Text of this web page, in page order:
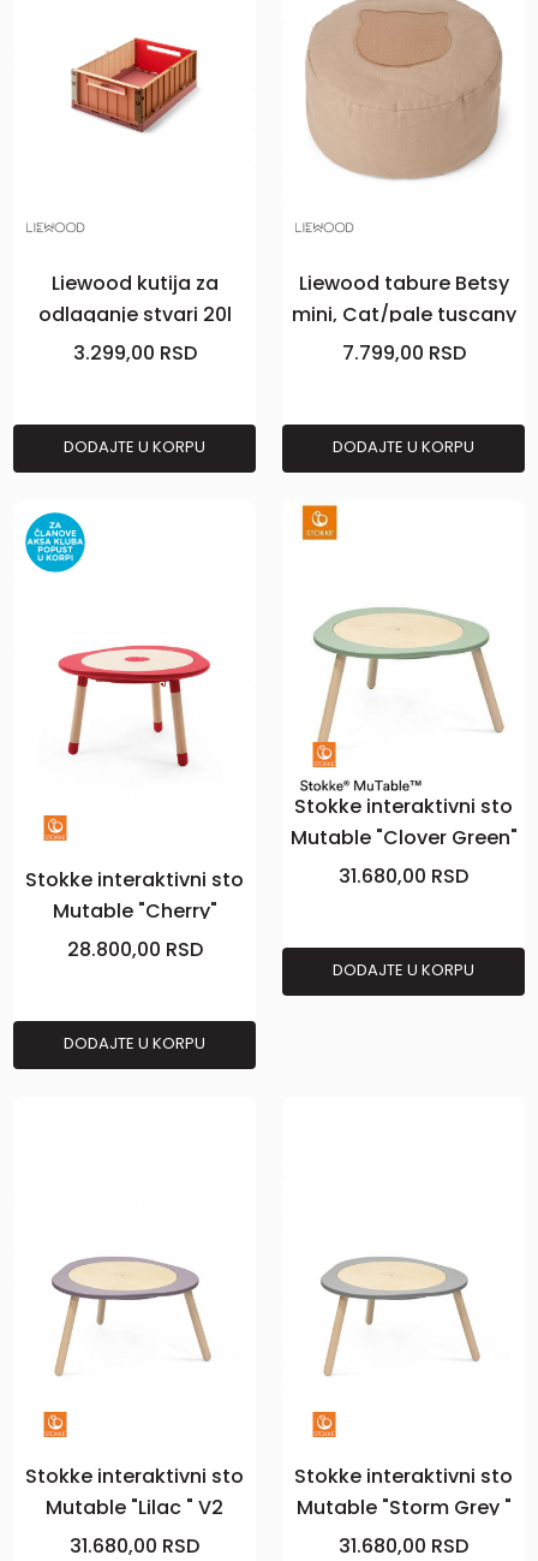
Liewood kutija za
odlaganje stvari 20l
Weston, Ras
3.299,00 RSD
DODAJTE U KORPU
Liewood tabure Betsy
mini, Cat/pale tuscany
mix
7.799,00 RSD
DODAJTE U KORPU
Stokke interaktivni sto
Mutable "Cherry"
28.800,00 RSD
DODAJTE U KORPU
Stokke interaktivni sto
Mutable "Clover Green"
V2
31.680,00 RSD
DODAJTE U KORPU
Stokke interaktivni sto
Mutable "Lilac " V2
31.680,00 RSD
Stokke interaktivni sto
Mutable "Storm Grey "
V2
31.680,00 RSD